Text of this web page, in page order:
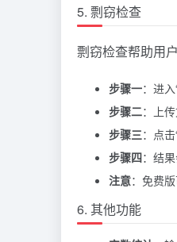
5. 剽窃检查
剽窃检查帮助用
步骤一：进
步骤二：上
步骤三：点
步骤四：结
注意：免费
6. 其他功能